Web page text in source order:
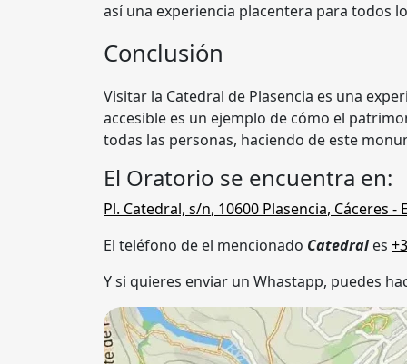
así una experiencia placentera para todos
Conclusión
Visitar la Catedral de Plasencia es una
accesible es un ejemplo de cómo el
todas las personas, haciendo de este
El Oratorio se encuentra en:
Pl. Catedral, s/n, 10600 Plasencia, Cáceres -
El teléfono de el mencionado Catedral es
Y si quieres enviar un Whastapp, puedes